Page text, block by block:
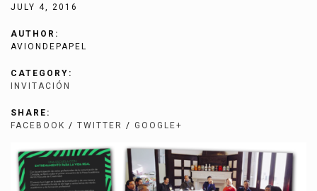
JULY 4, 2016
AUTHOR:
AVIONDEPAPEL
CATEGORY:
INVITACIÓN
SHARE:
FACEBOOK / TWITTER / GOOGLE+